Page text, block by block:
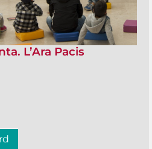
L’Ara Pacis